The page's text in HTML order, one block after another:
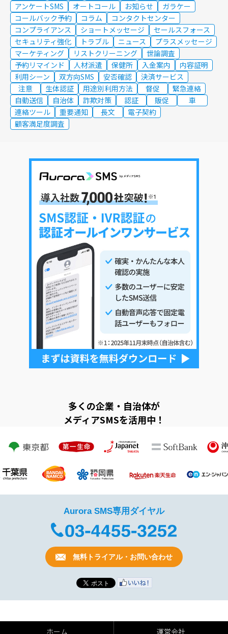
アンケートSMS
オートコール お知らせ
ガラケー
コールバック予約
コラム
コンタクトセンター
コンプライアンス
ショートメッセージ
セールスフォース
セキュリティ強化
トラブル ニュース
プラスメッセージ
マーケティング
リストクリーニング
世論調査
予約リマインド
人材派遣 保健所 入金案内
内容証明
利用シーン
双方向SMS 安否確認
決済サービス
注意
生体認証 用途別利用方法 督促
緊急連絡
自動送信
自治体 詐欺対策 認証 販促
車
連絡ツール
重要通知 長文
電子契約
顧客満足度調査
多くの企業・自治体が
メディアSMSを活用中！
Aurora SMS専用ダイヤル
無料トライアル・お問い合わせ
ホーム 運営会社